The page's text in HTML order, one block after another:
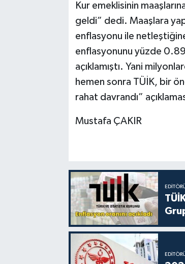
Kur emeklisinin
geldi” dedi. Maaşlara
enflasyonu ile
enflasyonunu yüzde
açıklamıştı. Yani
hemen sonra TÜİK, bir
rahat davrandı”
Mustafa ÇAKIR